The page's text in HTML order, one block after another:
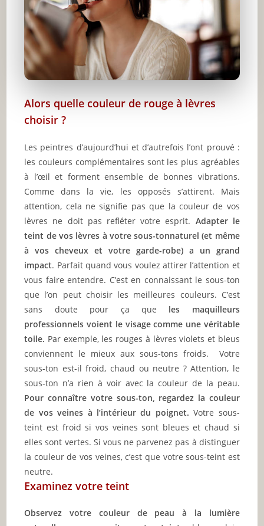
Alors quelle couleur de rouge à lèvres
choisir ?
Les peintres d’aujourd’hui et d’autrefois l’ont prouvé :
les couleurs complémentaires sont les plus agréables
à l’œil et forment ensemble de bonnes vibrations.
Comme dans la vie, les opposés s’attirent. Mais
attention, cela ne signifie pas que la couleur de vos
lèvres ne doit pas refléter votre esprit. Adapter le
teint de vos lèvres à votre sous-tonnaturel (et même
à vos cheveux et votre garde-robe) a un grand
impact. Parfait quand vous voulez attirer l’attention et
vous faire entendre. C’est en connaissant le sous-ton
que l’on peut choisir les meilleures couleurs. C’est
sans doute pour ça que les maquilleurs
professionnels voient le visage comme une véritable
toile. Par exemple, les rouges à lèvres violets et bleus
conviennent le mieux aux sous-tons froids. Votre
sous-ton est-il froid, chaud ou neutre ? Attention, le
sous-ton n’a rien à voir avec la couleur de la peau.
Pour connaître votre sous-ton, regardez la couleur
de vos veines à l’intérieur du poignet.Votre sous-
teint est froid si vos veines sont bleues et chaud si
elles sont vertes. Si vous ne parvenez pas à distinguer
la couleur de vos veines, c’est que votre sous-teint est
neutre.
Examinez votre teint
Observez votre couleur de peau à la lumière